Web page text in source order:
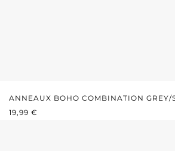
ANNEAUX BOHO COMBINATION GREY/
PRIX RÉGULIER :
19,99 €